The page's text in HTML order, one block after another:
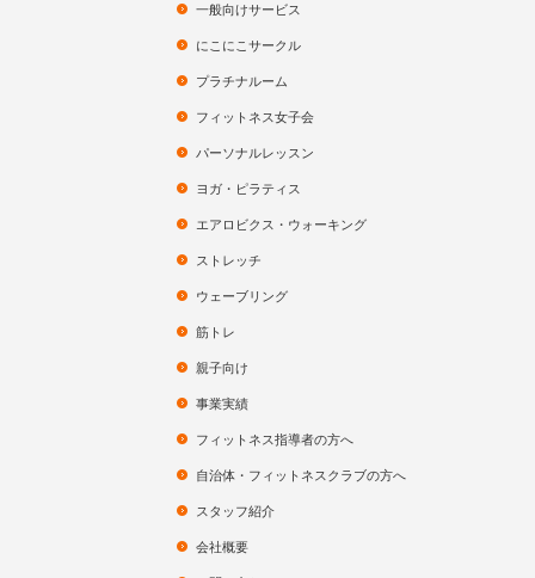
一般向けサービス
にこにこサークル
プラチナルーム
フィットネス女子会
パーソナルレッスン
ヨガ・ピラティス
エアロビクス・ウォーキング
ストレッチ
ウェーブリング
筋トレ
親子向け
事業実績
フィットネス指導者の方へ
自治体・フィットネスクラブの方へ
スタッフ紹介
会社概要